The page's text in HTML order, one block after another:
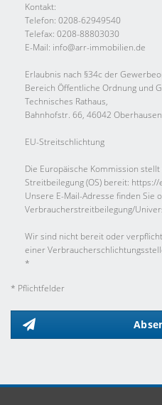
Kontakt:
Telefon: 0208-62949540
Telefax: 0208-88803030
E-Mail: info@arr-immobilien.de
Erlaubnis nach §34c der
Bereich Öffentliche Ordnung und
Technisches Rathaus,
Bahnhofstr. 66, 46042 Oberhausen
EU-Streitschlichtung
Die Europäische Kommission
Streitbeilegung (OS) bereit:
Unsere E-Mail-Adresse finden Sie
Verbraucher­streit­beilegung/
Wir sind nicht bereit oder
einer
*
* Pflichtfelder